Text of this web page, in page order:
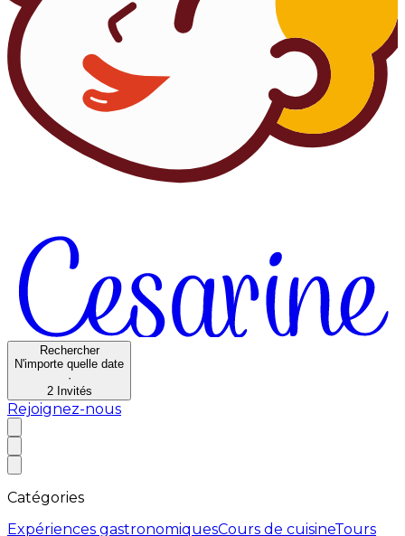
Rechercher
N'importe quelle date
·
2 Invités
Rejoignez-nous
Catégories
Expériences gastronomiquesCours de cuisineTours